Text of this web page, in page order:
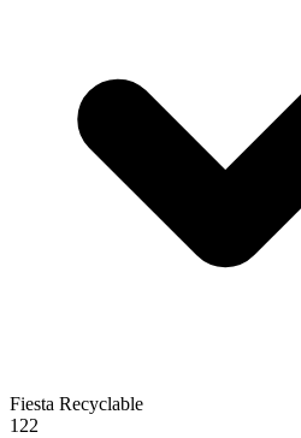
Fiesta Recyclable
122